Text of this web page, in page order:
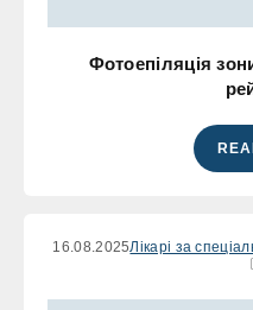
Фотоепіляція
16.08.2025Лікарі за